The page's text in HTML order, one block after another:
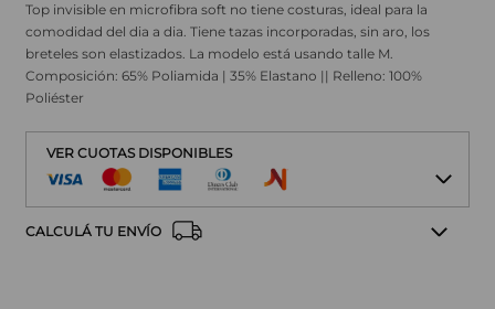
Top invisible en microfibra soft no tiene costuras, ideal para la
comodidad del dia a dia. Tiene tazas incorporadas, sin aro, los
breteles son elastizados. La modelo está usando talle M.
Composición: 65% Poliamida | 35% Elastano || Relleno: 100%
Poliéster
VER CUOTAS DISPONIBLES
CALCULÁ TU ENVÍO